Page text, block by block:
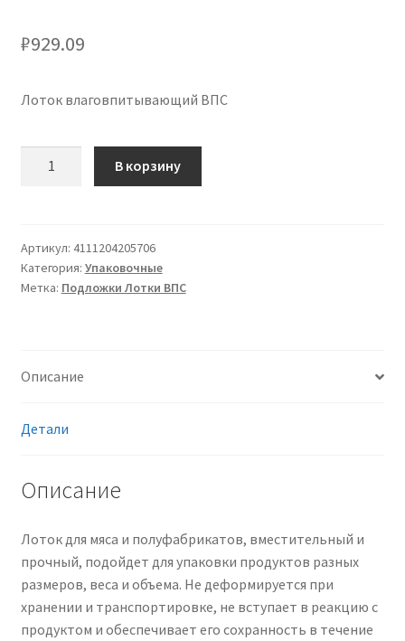
₽929.09
Лоток влаговпитывающий ВПС
4
влаговпитывающий
с
(вспененный
для
ручной
оранжевый
В корзину
Артикул: 4111204205706
Категория: Упаковочные
Метка: Подложки Лотки ВПС
Описание
Детали
Описание
Лоток для мяса и полуфабрикатов, вместительный и
прочный, подойдет для упаковки продуктов разных
размеров, веса и объема. Не деформируется при
хранении и транспортировке, не вступает в реакцию с
продуктом и обеспечивает его сохранность в течение